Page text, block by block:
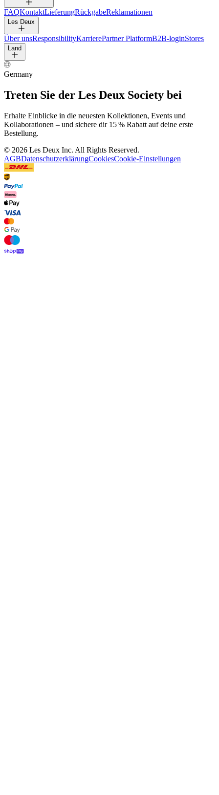
FAQKontaktLieferungRückgabeReklamationen
Les Deux
Über unsResponsibilityKarrierePartner PlatformB2B-loginStores
Land
Germany
Treten Sie der Les Deux Society bei
Erhalte Einblicke in die neuesten Kollektionen, Events und
Kollaborationen – und sichere dir 15 % Rabatt auf deine erste
Bestellung.
© 2026 Les Deux Inc. All Rights Reserved.
AGBDatenschutzerklärungCookiesCookie-Einstellungen